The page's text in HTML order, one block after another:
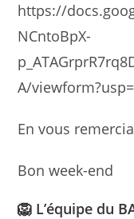
https://
NCntoBpX-
A/
En vous
Bon week-end
🦁 L’équipe du